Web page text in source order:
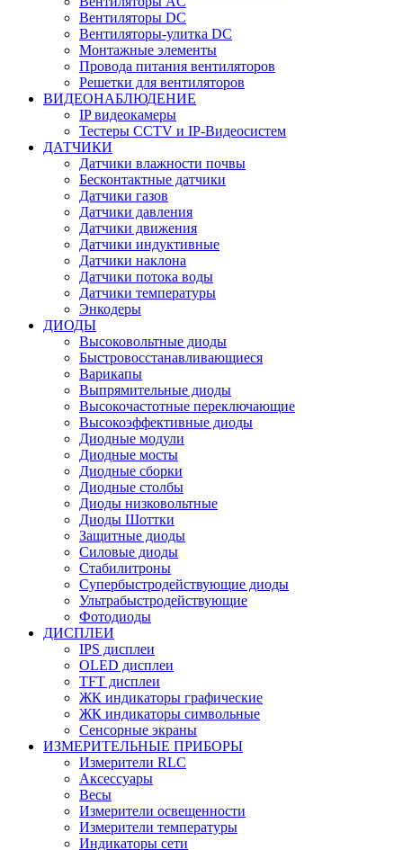
Вентиляторы DC
Вентиляторы-улитка DC
Монтажные элементы
Провода питания вентиляторов
Решетки для вентиляторов
ВИДЕОНАБЛЮДЕНИЕ
IP видеокамеры
Тестеры CCTV и IP-Видеосистем
ДАТЧИКИ
Датчики влажности почвы
Бесконтактные датчики
Датчики газов
Датчики давления
Датчики движения
Датчики индуктивные
Датчики наклона
Датчики потока воды
Датчики температуры
Энкодеры
ДИОДЫ
Высоковольтные диоды
Быстровосстанавливающиеся
Варикапы
Выпрямительные диоды
Высокочастотные переключающие
Высокоэффективные диоды
Диодные модули
Диодные мосты
Диодные сборки
Диодные столбы
Диоды низковольтные
Диоды Шоттки
Защитные диоды
Силовые диоды
Стабилитроны
Супербыстродействующие диоды
Ультрабыстродействующие
Фотодиоды
ДИСПЛЕИ
IPS дисплеи
OLED дисплеи
TFT дисплеи
ЖК индикаторы графические
ЖК индикаторы символьные
Сенсорные экраны
ИЗМЕРИТЕЛЬНЫЕ ПРИБОРЫ
Измерители RLC
Аксессуары
Весы
Измерители освещенности
Измерители температуры
Индикаторы сети